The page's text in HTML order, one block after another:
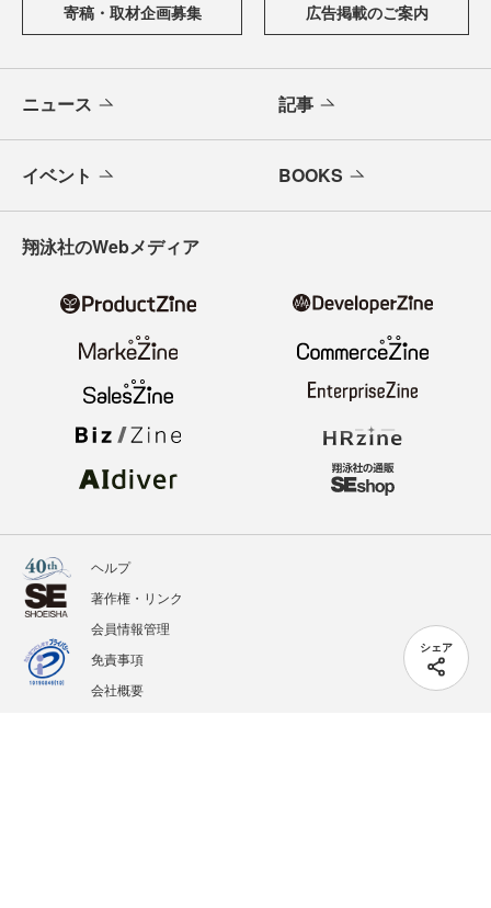
シェア
寄稿・取材企画募集 広告掲載のご案内
ニュース 記事
イベント BOOKS
翔泳社のWebメディア
ヘルプ
著作権・リンク
会員情報管理
免責事項
会社概要